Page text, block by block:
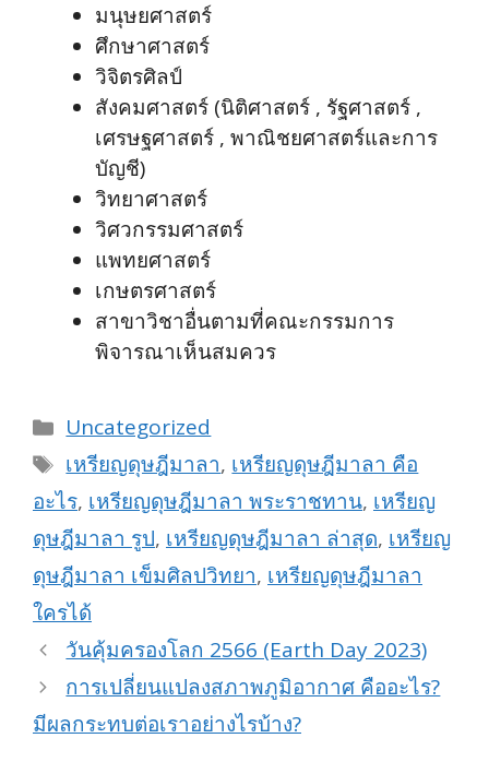
มนุษยศาสตร์
ศึกษาศาสตร์
วิจิตรศิลป์
สังคมศาสตร์ (นิติศาสตร์ , รัฐศาสตร์ ,
เศรษฐศาสตร์ , พาณิชยศาสตร์และการ
บัญชี)
วิทยาศาสตร์
วิศวกรรมศาสตร์
แพทยศาสตร์
เกษตรศาสตร์
สาขาวิชาอื่นตามที่คณะกรรมการ
พิจารณาเห็นสมควร
Categories
Uncategorized
Tags
เหรียญดุษฎีมาลา, เหรียญดุษฎีมาลา คือ
อะไร, เหรียญดุษฎีมาลา พระราชทาน, เหรียญ
ดุษฎีมาลา รูป, เหรียญดุษฎีมาลา ล่าสุด, เหรียญ
ดุษฎีมาลา เข็มศิลปวิทยา, เหรียญดุษฎีมาลา
ใครได้
วันคุ้มครองโลก 2566 (Earth Day 2023)
การเปลี่ยนแปลงสภาพภูมิอากาศ คืออะไร?
มีผลกระทบต่อเราอย่างไรบ้าง?